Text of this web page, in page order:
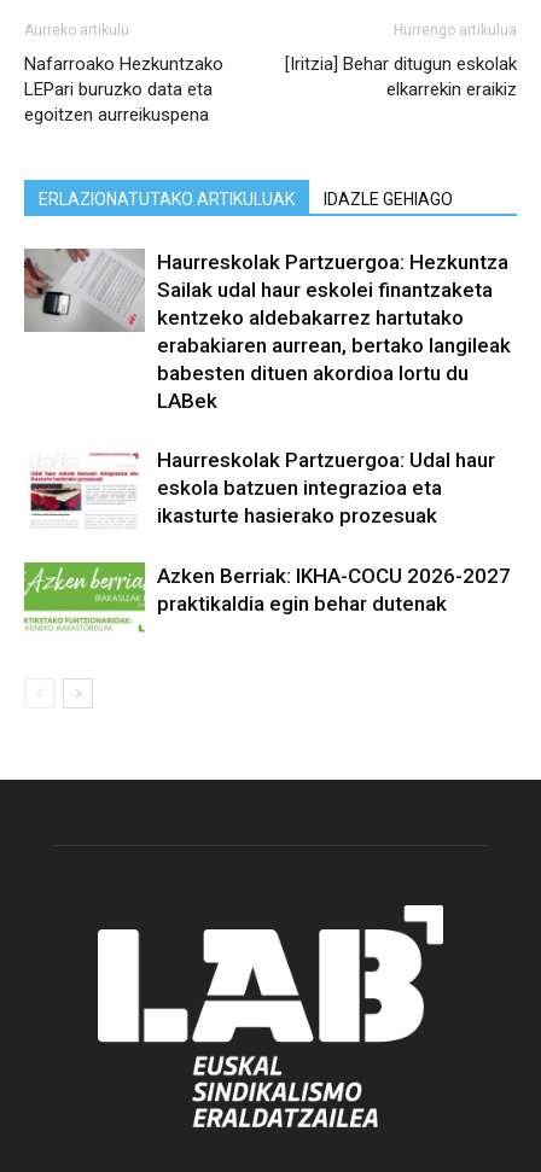
Aurreko artikulu
Nafarroako Hezkuntzako
LEPari buruzko data eta
egoitzen aurreikuspena
Hurrengo artikulua
[Iritzia] Behar ditugun eskolak
elkarrekin eraikiz
ERLAZIONATUTAKO ARTIKULUAK IDAZLE GEHIAGO
Haurreskolak Partzuergoa: Hezkuntza
Sailak udal haur eskolei finantzaketa
kentzeko aldebakarrez hartutako
erabakiaren aurrean, bertako langileak
babesten dituen akordioa lortu du
LABek
Haurreskolak Partzuergoa: Udal haur
eskola batzuen integrazioa eta
ikasturte hasierako prozesuak
Azken Berriak: IKHA-COCU 2026-2027
praktikaldia egin behar dutenak